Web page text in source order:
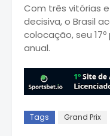
Com três vitórias
decisiva, o Brasil
colocação, seu
anual.
Tags Grand Prix